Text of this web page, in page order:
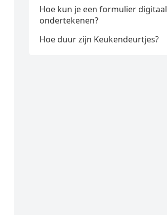
Hoe kun je een formulier digitaal
ondertekenen?
Hoe duur zijn Keukendeurtjes?